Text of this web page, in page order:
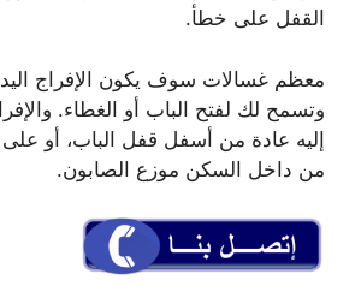
القفل على خطأ.
معظم غسالات سوف يكون الإفراج
وتسمح لك لفتح الباب أو الغطاء.
إليه عادة من أسفل قفل الباب، أو
من داخل السكن موزع الصابون.